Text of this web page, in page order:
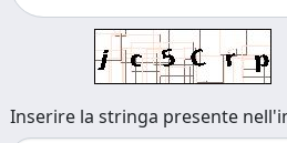
Inserire la stringa presente